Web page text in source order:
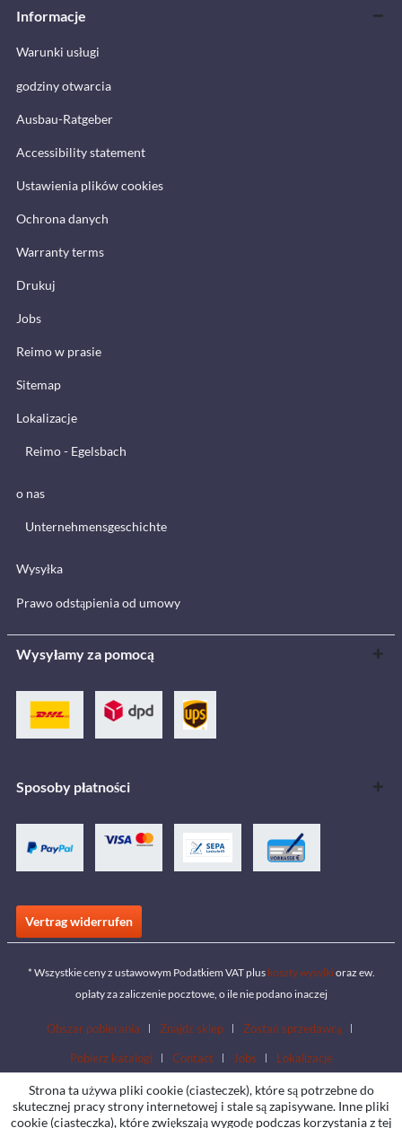
Informacje
Warunki usługi
godziny otwarcia
Ausbau-Ratgeber
Accessibility statement
Ustawienia plików cookies
Ochrona danych
Warranty terms
Drukuj
Jobs
Reimo w prasie
Sitemap
Lokalizacje
Reimo - Egelsbach
o nas
Unternehmensgeschichte
Wysyłka
Prawo odstąpienia od umowy
Wysyłamy za pomocą
Sposoby płatności
Vertrag widerrufen
* Wszystkie ceny z ustawowym Podatkiem VAT plus koszty wysyłki oraz ew.
opłaty za zaliczenie pocztowe, o ile nie podano inaczej
Obszar pobierania Znajdź sklep Zostań sprzedawcą
Pobierz katalogi Contact Jobs Lokalizacje
Strona ta używa pliki cookie (ciasteczek), które są potrzebne do
skutecznej pracy strony internetowej i stale są zapisywane. Inne pliki
cookie (ciasteczka), które zwiększają wygodę podczas korzystania z tej